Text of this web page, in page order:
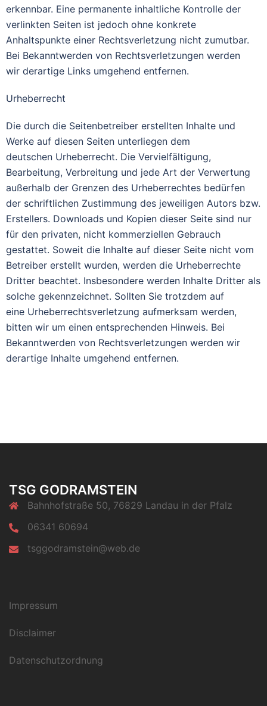
erkennbar. Eine permanente inhaltliche Kontrolle der
verlinkten Seiten ist jedoch ohne konkrete
Anhaltspunkte einer Rechtsverletzung nicht zumutbar.
Bei Bekanntwerden von Rechtsverletzungen werden
wir derartige Links umgehend entfernen.
Urheberrecht
Die durch die Seitenbetreiber erstellten Inhalte und
Werke auf diesen Seiten unterliegen dem
deutschen Urheberrecht. Die Vervielfältigung,
Bearbeitung, Verbreitung und jede Art der Verwertung
außerhalb der Grenzen des Urheberrechtes bedürfen
der schriftlichen Zustimmung des jeweiligen Autors bzw.
Erstellers. Downloads und Kopien dieser Seite sind nur
für den privaten, nicht kommerziellen Gebrauch
gestattet. Soweit die Inhalte auf dieser Seite nicht vom
Betreiber erstellt wurden, werden die Urheberrechte
Dritter beachtet. Insbesondere werden Inhalte Dritter als
solche gekennzeichnet. Sollten Sie trotzdem auf
eine Urheberrechtsverletzung aufmerksam werden,
bitten wir um einen entsprechenden Hinweis. Bei
Bekanntwerden von Rechtsverletzungen werden wir
derartige Inhalte umgehend entfernen.
TSG GODRAMSTEIN
Bahnhofstraße 50, 76829 Landau in der Pfalz
06341 60694
tsggodramstein@web.de
Impressum
Disclaimer
Datenschutzordnung